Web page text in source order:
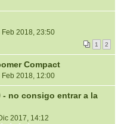
Feb 2018, 23:50
1 2
Compact
Feb 2018, 12:00
- no consigo entrar a la
2017, 14:12